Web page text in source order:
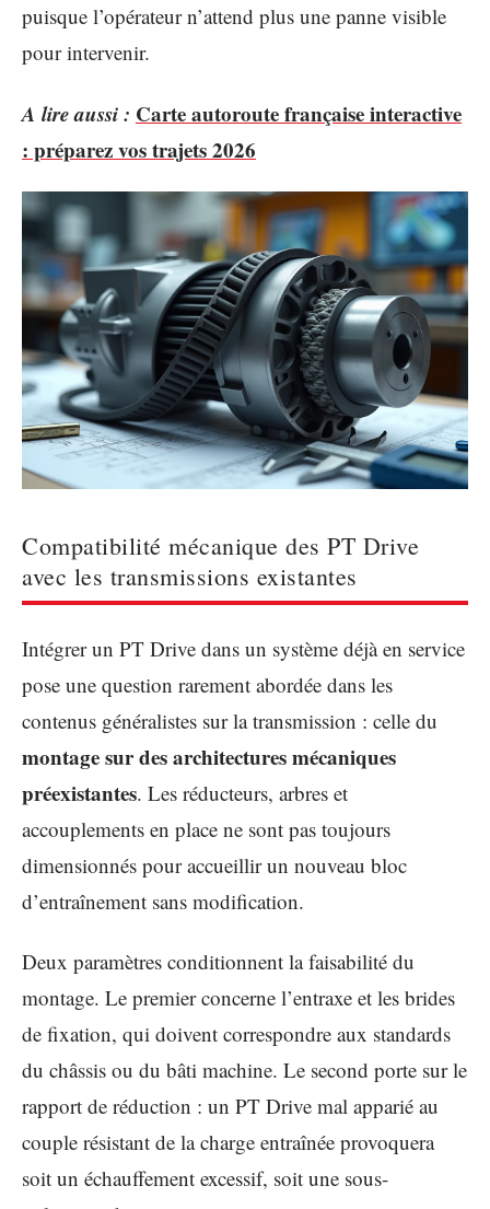
puisque l’opérateur n’attend plus une panne visible
pour intervenir.
A lire aussi : Carte autoroute française interactive
: préparez vos trajets 2026
Compatibilité mécanique des PT Drive
avec les transmissions existantes
Intégrer un PT Drive dans un système déjà en service
pose une question rarement abordée dans les
contenus généralistes sur la transmission : celle du
montage sur des architectures mécaniques
préexistantes. Les réducteurs, arbres et
accouplements en place ne sont pas toujours
dimensionnés pour accueillir un nouveau bloc
d’entraînement sans modification.
Deux paramètres conditionnent la faisabilité du
montage. Le premier concerne l’entraxe et les brides
de fixation, qui doivent correspondre aux standards
du châssis ou du bâti machine. Le second porte sur le
rapport de réduction : un PT Drive mal apparié au
couple résistant de la charge entraînée provoquera
soit un échauffement excessif, soit une sous-